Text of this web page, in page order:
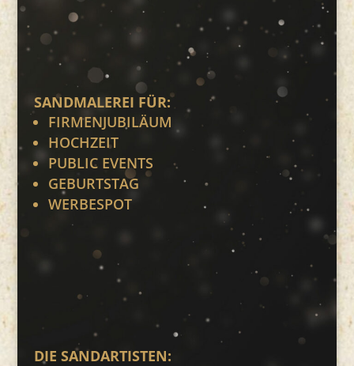
SANDMALEREI FÜR:
FIRMENJUBILÄUM
HOCHZEIT
PUBLIC EVENTS
GEBURTSTAG
WERBESPOT
DIE SANDARTISTEN: